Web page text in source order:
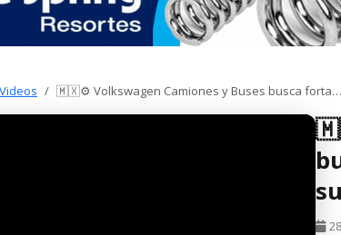
Videos 🇲🇽⚙️ Volkswagen Camiones y Buses busca forta…